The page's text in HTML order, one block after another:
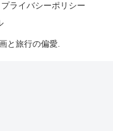
プライバシーポリシー
と旅行の偏愛.